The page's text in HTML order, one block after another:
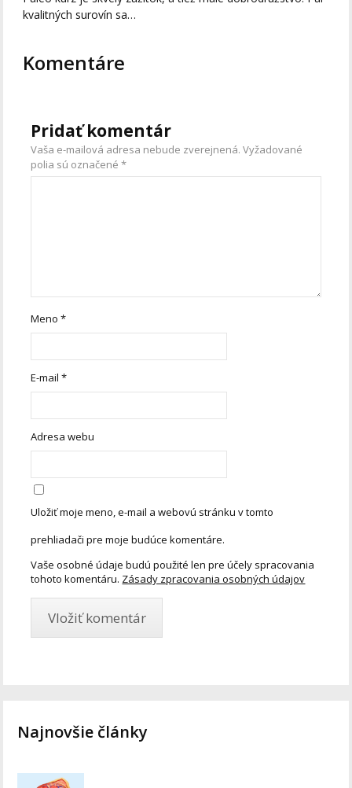
kvalitných surovín sa…
Komentáre
Pridať komentár
Vaša e-mailová adresa nebude zverejnená. Vyžadované
polia sú označené*
Meno*
E-mail*
Adresa webu
Uložiť moje meno, e-mail a webovú stránku v tomto
prehliadači pre moje budúce komentáre.
Vaše osobné údaje budú použité len pre účely spracovania
tohoto komentáru. Zásady zpracovania osobných údajov
Najnovšie články